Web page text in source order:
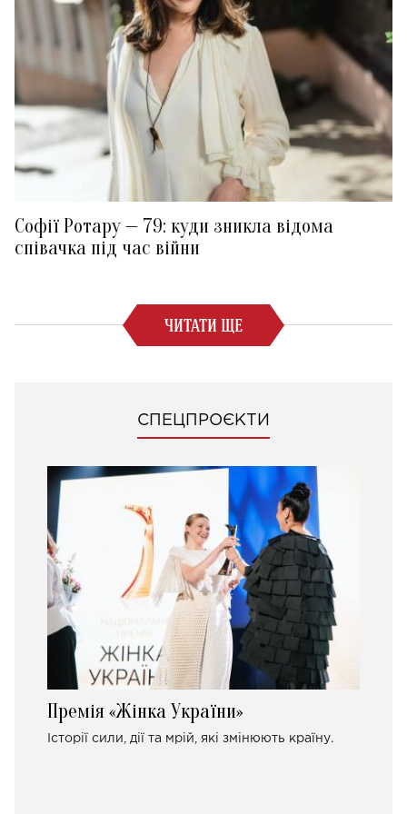
Софії Ротару — 79: куди зникла відома
співачка під час війни
ЧИТАТИ ЩЕ
СПЕЦПРОЄКТИ
Премія «Жінка України»
Історії сили, дії та мрій, які змінюють країну.